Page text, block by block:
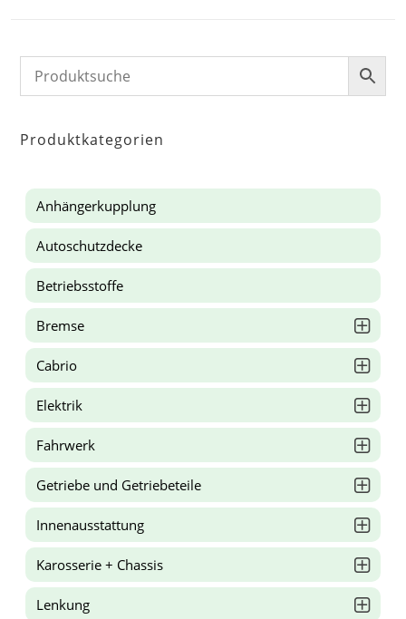
Produktkategorien
Anhängerkupplung
Autoschutzdecke
Betriebsstoffe
Bremse
Cabrio
Elektrik
Fahrwerk
Getriebe und Getriebeteile
Innenausstattung
Karosserie + Chassis
Lenkung